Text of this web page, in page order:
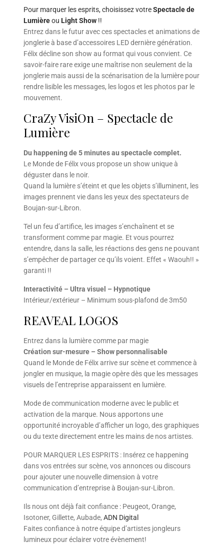
Pour marquer les esprits, choisissez votreSpectacle de
Lumièreou Light Show!!
Entrez dans le futur avec ces spectacles et animations de
jonglerie à base d’accessoires LED dernière génération.
Félix décline son show au format qui vous convient. Ce
savoir-faire rare exige une maîtrise non seulement de la
jonglerie mais aussi de la scénarisation de la lumière pour
rendre lisible les messages, les logos et les photos par le
mouvement.
CraZy VisiOn – Spectacle de
Lumière
Du happening de 5 minutes au spectacle complet.
Le Monde de Félix vous propose un show unique à
déguster dans le noir.
Quand la lumière s’éteint et que les objets s’illuminent, les
images prennent vie dans les yeux des spectateurs de
Boujan-sur-Libron.
Tel un feu d’artifice, les images s’enchaînent et se
transforment comme par magie. Et vous pourrez
entendre, dans la salle, les réactions des gens ne pouvant
s’empêcher de partager ce qu’ils voient. Effet « Waouh!! »
garanti !!
Interactivité – Ultra visuel – Hypnotique
Intérieur/extérieur – Minimum sous-plafond de 3m50
REAVEAL LOGOS
Entrez dans la lumière comme par magie
Création sur-mesure – Show personnalisable
Quand le Monde de Félix arrive sur scène et commence à
jongler en musique, la magie opère dès que les messages
visuels de l’entreprise apparaissent en lumière.
Mode de communication moderne avec le public et
activation de la marque. Nous apportons une
opportunité incroyable d’afficher un logo, des graphiques
ou du texte directement entre les mains de nos artistes.
POUR MARQUER LES ESPRITS : Insérez ce happening
dans vos entrées sur scène, vos annonces ou discours
pour ajouter une nouvelle dimension à votre
communication d’entreprise à Boujan-sur-Libron.
Ils nous ont déjà fait confiance : Peugeot, Orange,
Isotoner, Gillette, Aubade, ADN Digital
Faites confiance à notre équipe d’artistes jongleurs
lumineux pour éclairer votre évènement!